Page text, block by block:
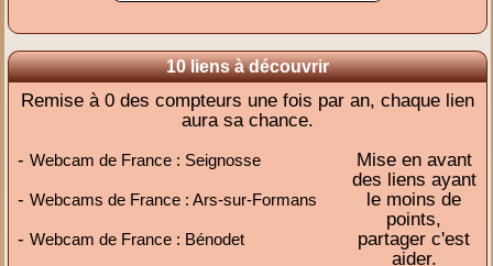
10 liens à découvrir
Remise à 0 des compteurs une fois par an, chaque lien
aura sa chance.
-Webcam de France : Seignosse
-Webcams de France : Ars-sur-Formans
-Webcam de France : Bénodet
Mise en avant
des liens ayant
le moins de
points,
partager c'est
aider.